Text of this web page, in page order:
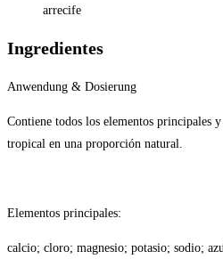
arrecife
Ingredientes
Anwendung & Dosierung
Contiene todos los elementos principales
tropical en una proporción natural.
Elementos principales:
calcio; cloro; magnesio; potasio; sodio;